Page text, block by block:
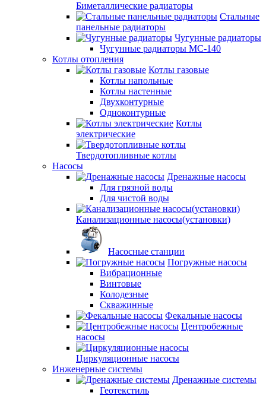
Биметаллические радиаторы
Стальные
панельные радиаторы
Чугунные радиаторы
Чугунные радиаторы МС-140
Котлы отопления
Котлы газовые
Котлы напольные
Котлы настенные
Двухконтурные
Одноконтурные
Котлы
электрические
Твердотопливные котлы
Насосы
Дренажные насосы
Для грязной воды
Для чистой воды
Канализационные насосы(установки)
Насосные станции
Погружные насосы
Вибрационные
Винтовые
Колодезные
Скважинные
Фекальные насосы
Центробежные
насосы
Циркуляционные насосы
Инженерные системы
Дренажные системы
Геотекстиль